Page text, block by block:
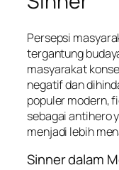
Persepsi
tergantung
masyarakat
negatif dan
populer modern,
sebagai antihero
menjadi lebih
Sinner dalam